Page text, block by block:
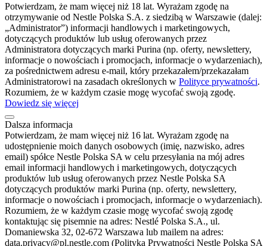
Potwierdzam, że mam więcej niż 18 lat. Wyrażam zgodę na
otrzymywanie od Nestle Polska S.A. z siedzibą w Warszawie (dalej:
„Administrator”) informacji handlowych i marketingowych,
dotyczących produktów lub usług oferowanych przez
Administratora dotyczących marki Purina (np. oferty, newslettery,
informacje o nowościach i promocjach, informacje o wydarzeniach),
za pośrednictwem adresu e-mail, który przekazałem/przekazałam
Administratorowi na zasadach określonych w Polityce prywatności.
Rozumiem, że w każdym czasie mogę wycofać swoją zgodę.
Dowiedz się więcej
Dalsza informacja
Potwierdzam, że mam więcej niż 16 lat. Wyrażam zgodę na
udostępnienie moich danych osobowych (imię, nazwisko, adres
email) spółce Nestle Polska SA w celu przesyłania na mój adres
email informacji handlowych i marketingowych, dotyczących
produktów lub usług oferowanych przez Nestle Polska SA
dotyczących produktów marki Purina (np. oferty, newslettery,
informacje o nowościach i promocjach, informacje o wydarzeniach).
Rozumiem, że w każdym czasie mogę wycofać swoją zgodę
kontaktując się pisemnie na adres: Nestlé Polska S.A., ul.
Domaniewska 32, 02-672 Warszawa lub mailem na adres:
data.privacy@pl.nestle.com (Polityka Prywatności Nestle Polska SA